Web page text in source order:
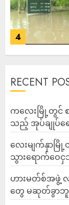
4
RECENT
ကလေးမြို့တွင် စ
သည့် အုပ်ချုပ်ရေ
လေးမျက်နှာမ
သွားရောက်ဝေ
ဟားမတ်စ်အဖွဲ့
တွေ မဆုတ်ခွာဘူး